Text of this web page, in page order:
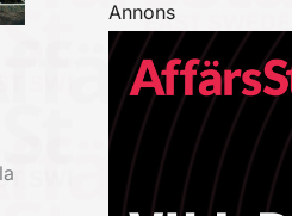
Annons